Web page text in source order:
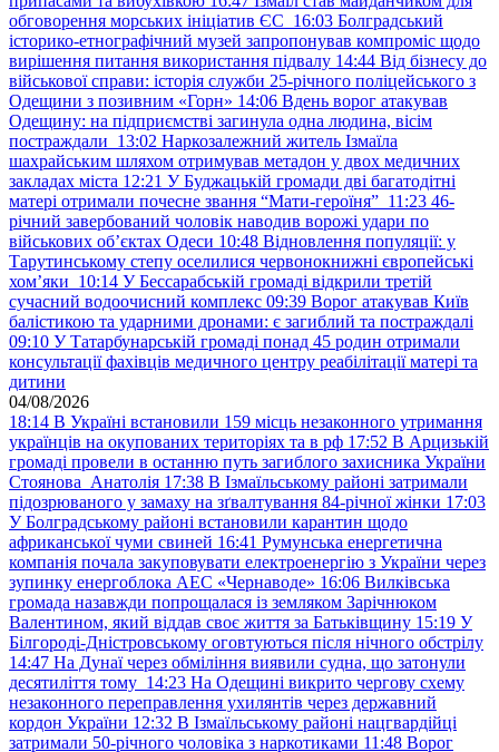
обговорення морських ініціатив ЄС 16:03 Болградський
історико-етнографічний музей запропонував компроміс щодо
вирішення питання використання підвалу 14:44 Від бізнесу до
військової справи: історія служби 25-річного поліцейського з
Одещини з позивним «Горн» 14:06 Вдень ворог атакував
Одещину: на підприємстві загинула одна людина, вісім
постраждали 13:02 Наркозалежний житель Ізмаїла
шахрайським шляхом отримував метадон у двох медичних
закладах міста 12:21 У Буджацькій громади дві багатодітні
матері отримали почесне звання “Мати-героїня” 11:23 46-
річний завербований чоловік наводив ворожі удари по
військових обʼєктах Одеси 10:48 Відновлення популяції: у
Тарутинському степу оселилися червонокнижні європейські
хом’яки 10:14 У Бессарабській громаді відкрили третій
сучасний водоочисний комплекс 09:39 Ворог атакував Київ
балістикою та ударними дронами: є загиблий та постраждалі
09:10 У Татарбунарській громаді понад 45 родин отримали
консультації фахівців медичного центру реабілітації матері та
дитини
04/08/2026
18:14 В Україні встановили 159 місць незаконного утримання
українців на окупованих територіях та в рф 17:52 В Арцизькій
громаді провели в останню путь загиблого захисника України
Стоянова Анатолія 17:38 В Ізмаїльському районі затримали
підозрюваного у замаху на зґвалтування 84-річної жінки 17:03
У Болградському районі встановили карантин щодо
африканської чуми свиней 16:41 Румунська енергетична
компанія почала закуповувати електроенергію з України через
зупинку енергоблока АЕС «Чернаводе» 16:06 Вилківська
громада назавжди попрощалася із земляком Зарічнюком
Валентином, який віддав своє життя за Батьківщину 15:19 У
Білгороді-Дністровському оговтуються після нічного обстрілу
14:47 На Дунаї через обміління виявили судна, що затонули
десятиліття тому 14:23 На Одещині викрито чергову схему
незаконного переправлення ухилянтів через державний
кордон України 12:32 В Ізмаїльському районі нацгвардійці
затримали 50-річного чоловіка з наркотиками 11:48 Ворог